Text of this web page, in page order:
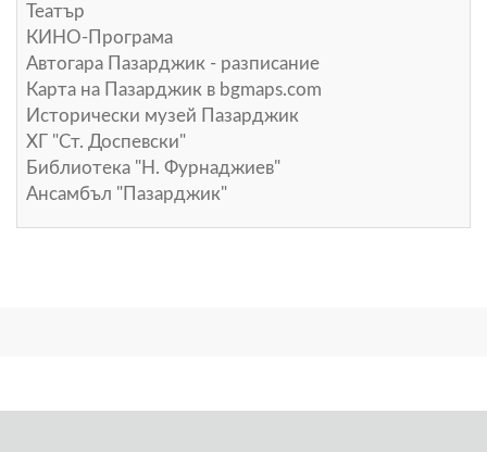
Театър
КИНО-Програма
Автогара Пазарджик - разписание
Карта на Пазарджик в bgmaps.com
Исторически музей Пазарджик
ХГ "Ст. Доспевски"
Библиотека "Н. Фурнаджиев"
Ансамбъл "Пазарджик"